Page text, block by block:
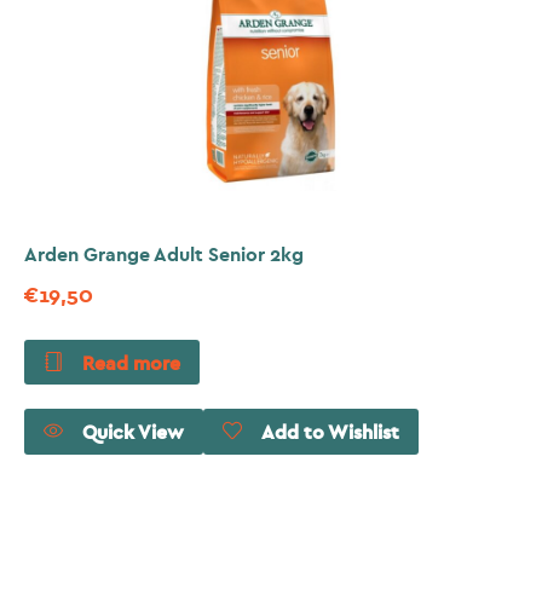
Arden Grange Adult Senior 2kg
€19,50
Read more
Quick View Add to Wishlist